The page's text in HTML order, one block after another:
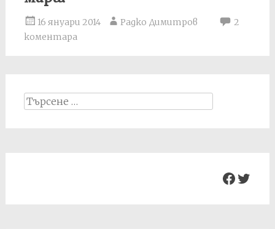
16 януари 2014 Радко Димитров
2
коментара
Search